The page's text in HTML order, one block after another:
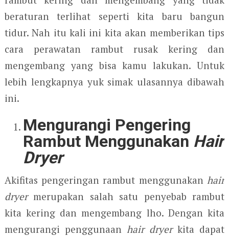
beraturan terlihat seperti kita baru bangun
tidur. Nah itu kali ini kita akan memberikan tips
cara perawatan rambut rusak kering dan
mengembang yang bisa kamu lakukan. Untuk
lebih lengkapnya yuk simak ulasannya dibawah
ini.
Mengurangi Pengering
Rambut Menggunakan Hair
Dryer
Akifitas pengeringan rambut menggunakanhair
dryermerupakan salah satu penyebab rambut
kita kering dan mengembang lho. Dengan kita
mengurangi penggunaan hair dryerkita dapat